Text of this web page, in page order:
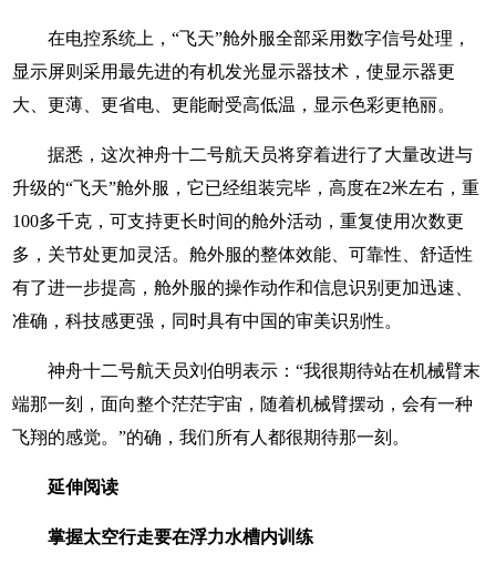
在电控系统上，“飞天”舱外服全部采用数字信号处理，
显示屏则采用最先进的有机发光显示器技术，使显示器更
大、更薄、更省电、更能耐受高低温，显示色彩更艳丽。
据悉，这次神舟十二号航天员将穿着进行了大量改进与
升级的“飞天”舱外服，它已经组装完毕，高度在2米左右，重
100多千克，可支持更长时间的舱外活动，重复使用次数更
多，关节处更加灵活。舱外服的整体效能、可靠性、舒适性
有了进一步提高，舱外服的操作动作和信息识别更加迅速、
准确，科技感更强，同时具有中国的审美识别性。
神舟十二号航天员刘伯明表示：“我很期待站在机械臂末
端那一刻，面向整个茫茫宇宙，随着机械臂摆动，会有一种
飞翔的感觉。”的确，我们所有人都很期待那一刻。
延伸阅读
掌握太空行走要在浮力水槽内训练